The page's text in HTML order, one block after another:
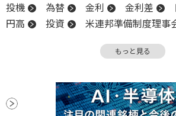
投機
為替 金利 金利差
円高
投資 米連邦準備制度理事
米連邦公開市場委員会
もっと見る